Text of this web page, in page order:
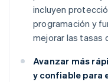
incluyen
programación y
mejorar las tasas
Avanzar más
y confiable para